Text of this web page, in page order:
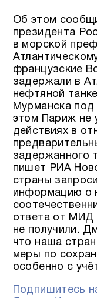
Об этом
президента
в морской
французские
задержали в
нефтяной
Мурманска
этом Париж не
действиях в
задержанного
пишет РИА
страны
информацию о
ответа от МИД
не получили.
что наша
меры по
особенно с
Подпишитесь